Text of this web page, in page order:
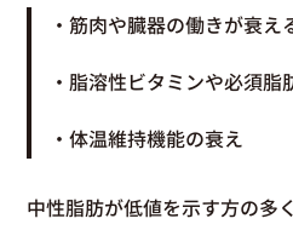
・筋肉や臓器の働きが衰え
・脂溶性ビタミンや必須脂
・体温維持機能の衰え
中性脂肪が低値を示す方の多